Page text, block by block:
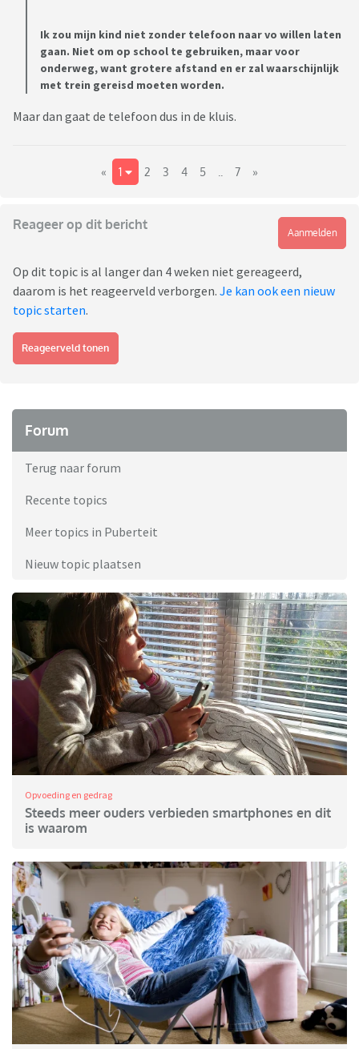
Ik zou mijn kind niet zonder telefoon naar vo willen laten
gaan. Niet om op school te gebruiken, maar voor
onderweg, want grotere afstand en er zal waarschijnlijk
met trein gereisd moeten worden.
Maar dan gaat de telefoon dus in de kluis.
« 1 2 3 4 5 7 »
Reageer op dit bericht
Aanmelden
Op dit topic is al langer dan 4 weken niet gereageerd,
daarom is het reageerveld verborgen. Je kan ook een nieuw
topic starten.
Reageerveld tonen
Forum
Terug naar forum
Recente topics
Meer topics in Puberteit
Nieuw topic plaatsen
Opvoeding en gedrag
Steeds meer ouders verbieden smartphones en dit
is waarom